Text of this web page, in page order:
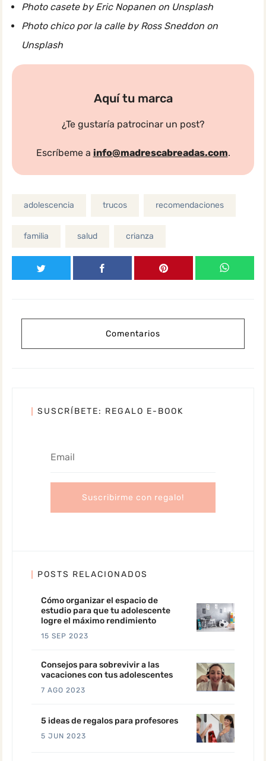
Photo casete by Eric Nopanen on Unsplash
Photo chico por la calle by Ross Sneddon on
Unsplash
Aquí tu marca
¿Te gustaría patrocinar un post?
Escríbeme a info@madrescabreadas.com.
adolescencia trucos recomendaciones
familia salud crianza
Comentarios
SUSCRÍBETE: REGALO E-BOOK
POSTS RELACIONADOS
Cómo organizar el espacio de
estudio para que tu adolescente
logre el máximo rendimiento
15 SEP 2023
Consejos para sobrevivir a las
vacaciones con tus adolescentes
7 AGO 2023
5 ideas de regalos para profesores
5 JUN 2023